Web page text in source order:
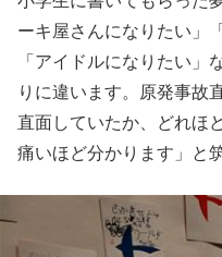
ーキ屋さんになりたい」
「アイドルになりたい」
りに違います。原発事故
直面していたか、どれほ
痛いほど分かります」と